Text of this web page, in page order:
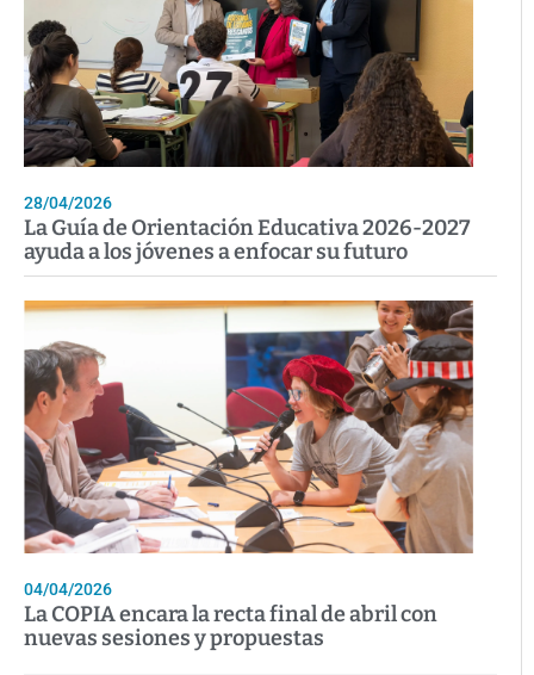
28/04/2026
La Guía de Orientación Educativa 2026-2027
ayuda a los jóvenes a enfocar su futuro
04/04/2026
La COPIA encara la recta final de abril con
nuevas sesiones y propuestas